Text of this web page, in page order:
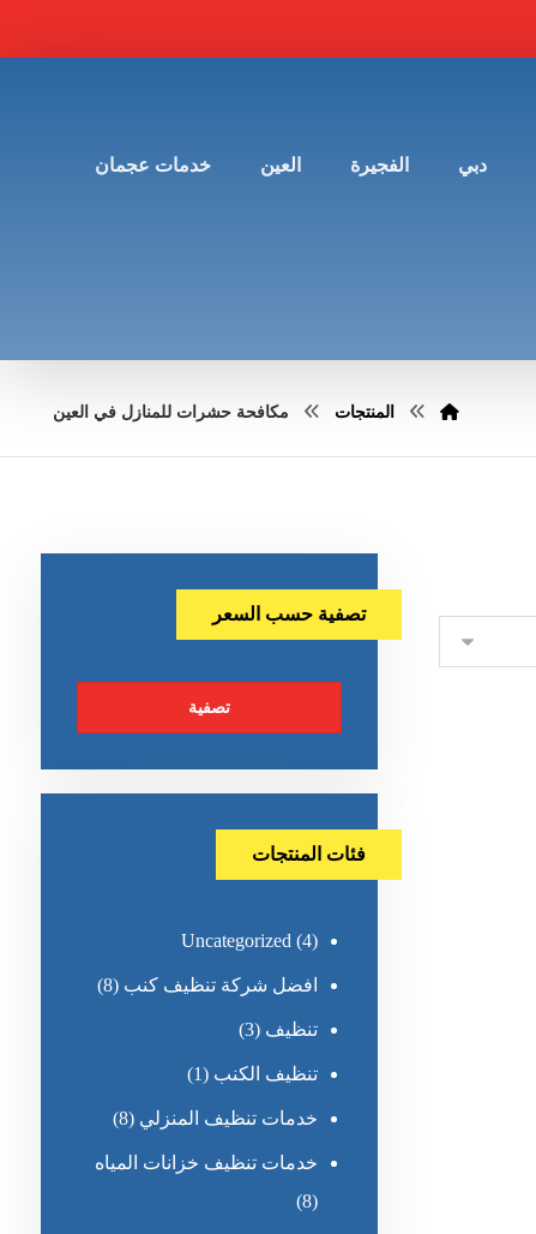
دبي الفجيرة العين خدمات عجمان
المنتجات مكافحة حشرات للمنازل في العين
تصفية حسب السعر
تصفية
فئات المنتجات
Uncategorized (4)
افضل شركة تنظيف كنب (8)
تنظيف (3)
تنظيف الكنب (1)
خدمات تنظيف المنزلي (8)
خدمات تنظيف خزانات المياه
(8)